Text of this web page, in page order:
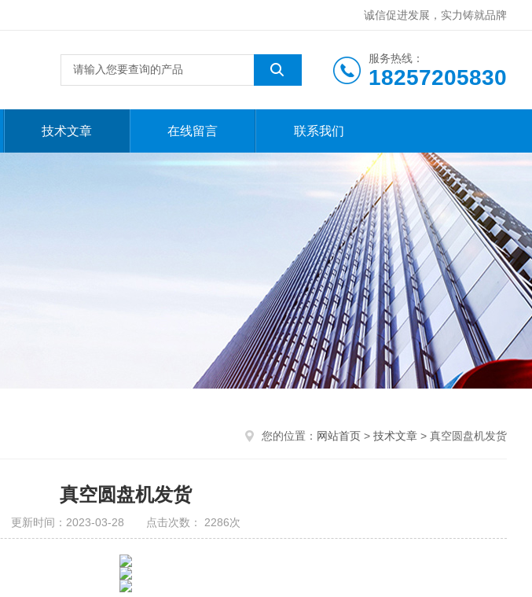
诚信促进发展，实力铸就品牌
服务热线：
18257205830
技术文章 在线留言 联系我们
您的位置： 网站首页 > 技术文章 > 真空圆盘机发货
真空圆盘机发货
更新时间：2023-03-28 点击次数： 2286次